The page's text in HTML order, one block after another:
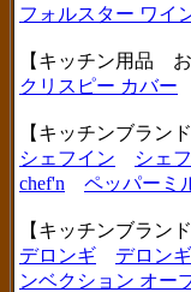
フォルスター ワイ
【キッチン用品 お
クリスピー カバー
【キッチンブラン
シェフイン
シェ
chef'n
ペッパーミ
【キッチンブラン
デロンギ
デロン
ンベクション オー